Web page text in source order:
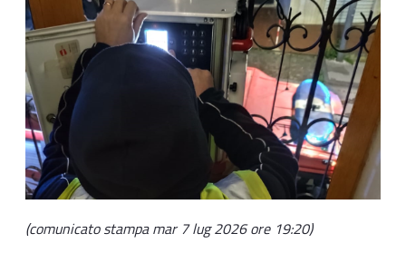
(comunicato stampa mar 7 lug 2026 ore 19:20)